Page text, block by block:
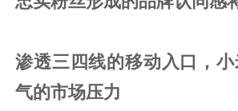
渗透三四线的移动入口，
气的市场压力